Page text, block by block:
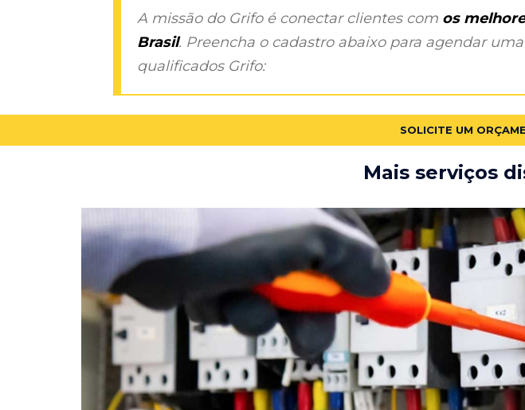
A missão do Grifo é conectar clientes com os
Brasil. Preencha o cadastro abaixo para agendar
qualificados Grifo:
SOLICITE UM
Mais serviços